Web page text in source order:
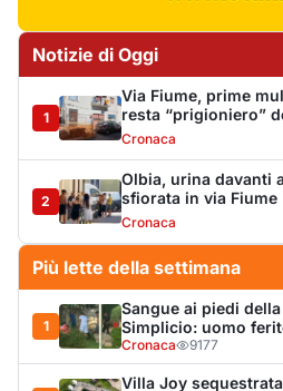
Villa Joy
Tavolara Bay la
Editoriali 8047
Olbia, attentato
distrutti due mezzi
Cronaca 7821
4
Dopo l'ordinanza:
al sindaco: "La deve
nulla"
5
Punti di svista: in
auto per vietare il
Editoriali 4518
6
Olbia, il Nero
al Molo Brin
Turismo 4295